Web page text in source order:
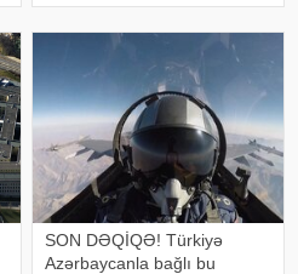
vergilərini əvəzetmək cəhdi
SON DƏQİQƏ! Türkiyə
Azərbaycanla bağlı bu